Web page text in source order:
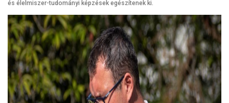
és élelmiszer-tudományi képzések egészítenek ki.